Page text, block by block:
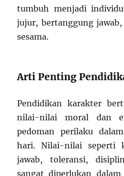
tumbuh menjadi
jujur, bertanggung
sesama.
Arti Penting
Pendidikan karakter
nilai-nilai moral dan
pedoman perilaku
hari. Nilai-nilai seperti
jawab, toleransi,
sangat diperlukan